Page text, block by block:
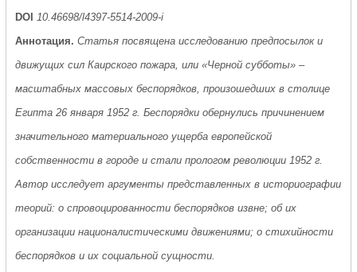
DOI
10.46698/l4397-5514-2009-i
Аннотация. Статья посвящена исследованию предпосылок и
движущих сил Каирского пожара, или «Черной субботы» –
масштабных массовых беспорядков, произошедших в столице
Египта 26 января 1952 г. Беспорядки обернулись причинением
значительного материального ущерба европейской
собственности в городе и стали прологом революции 1952 г.
Автор исследует аргументы представленных в историографии
теорий: о спровоцированности беспорядков извне; об их
организации националистическими движениями; о стихийности
беспорядков и их социальной сущности.